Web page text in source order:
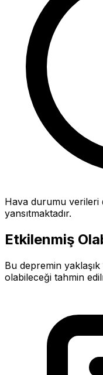
Hava durumu verileri
yansıtmaktadır.
Etkilenmiş
Bu depremin yaklaşık
olabileceği tahmin